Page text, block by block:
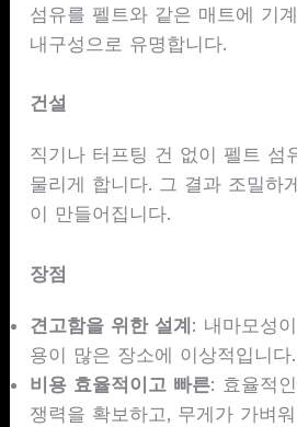
섬유를 펠트와 같은 매트에 기
내구성으로 유명합니다.
건설
직기나 터프팅 건 없이 펠트 섬
물리게 합니다. 그 결과 조밀하
이 만들어집니다.
장점
견고함을 위한 설계 : 내마모성
용이 많은 장소에 이상적입니다.
비용 효율적이고 빠른: 효율적
쟁력을 확보하고, 무게가 가벼